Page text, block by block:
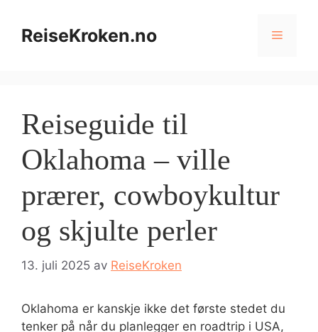
innholdReiseKroken.no Meny
Reiseguide til
Oklahoma – ville
prærer, cowboykultur
og skjulte perler
13. juli 2025 av ReiseKroken
Oklahoma er kanskje ikke det første stedet du
tenker på når du planlegger en roadtrip i USA,